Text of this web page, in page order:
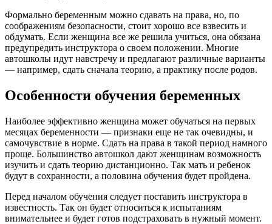
Формально беременным можно сдавать на права, но, по
соображениям безопасности, стоит хорошо все взвесить и
обдумать. Если женщина все же решила учиться, она обязана
предупредить инструктора о своем положении. Многие
автошколы идут навстречу и предлагают различные варианты
— например, сдать сначала теорию, а практику после родов.
Особенности обучения беременных
Наиболее эффективно женщина может обучаться на первых
месяцах беременности — признаки еще не так очевидны, и
самочувствие в норме. Сдать на права в такой период намного
проще. Большинство автошкол дают женщинам возможность
изучить и сдать теорию дистанционно. Так мать и ребенок
будут в сохранности, а половина обучения будет пройдена.
Перед началом обучения следует поставить инструктора в
известность. Так он будет относиться к испытаниям
внимательнее и будет готов подстраховать в нужный момент.